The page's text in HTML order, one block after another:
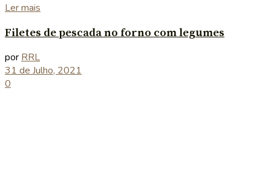
Ler mais
Filetes de pescada no forno com legumes
por RRL
31 de Julho, 2021
0